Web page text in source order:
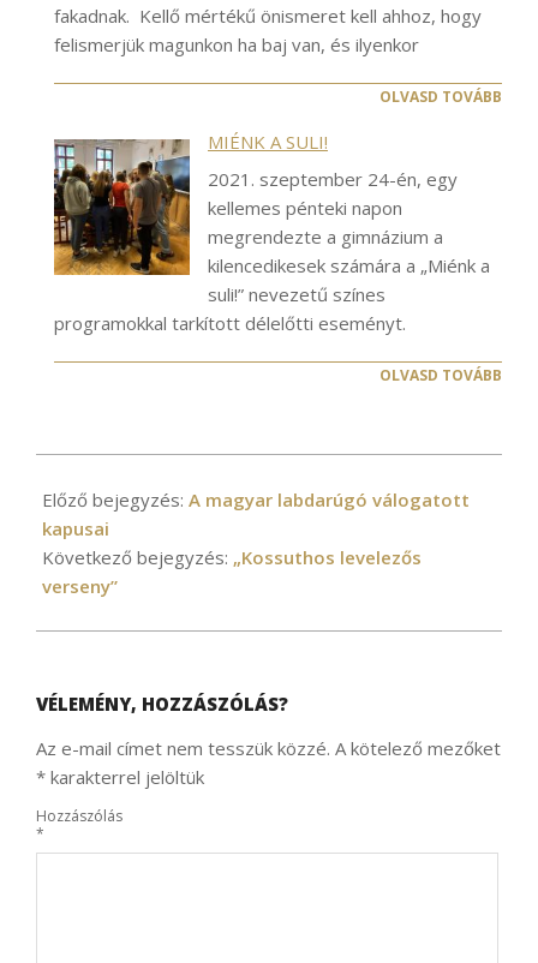
fakadnak. Kellő mértékű önismeret kell ahhoz, hogy
felismerjük magunkon ha baj van, és ilyenkor
OLVASD TOVÁBB
MIÉNK A SULI!
2021. szeptember 24-én, egy
kellemes pénteki napon
megrendezte a gimnázium a
kilencedikesek számára a „Miénk a
suli!” nevezetű színes
programokkal tarkított délelőtti eseményt.
OLVASD TOVÁBB
02-
02
Előző bejegyzés: A magyar labdarúgó válogatott
kapusai
Következő bejegyzés: „Kossuthos levelezős
verseny”
VÉLEMÉNY, HOZZÁSZÓLÁS?
Az e-mail címet nem tesszük közzé. A kötelező mezőket
* karakterrel jelöltük
Hozzászólás
*